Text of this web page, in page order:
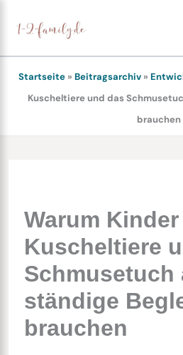
Inhalt
springen
Startseite» Beitragsarchiv»
Kuscheltiere und das
brauchen
Warum
Kuscheltiere
Schmusetuch
ständige
brauchen